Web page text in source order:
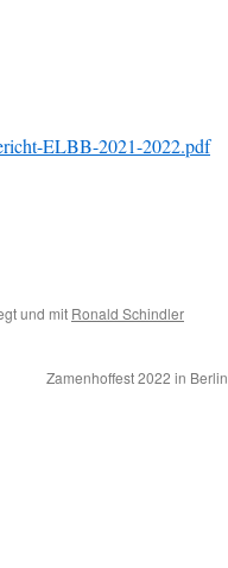
ELBB-2021-2022.pdf
und mit Ronald Schindler
Zamenhoffest 2022 in Berlin